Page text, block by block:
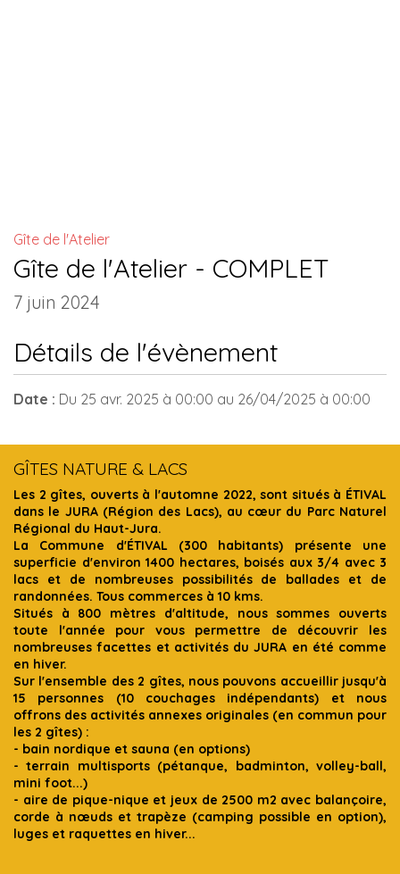
Gîte de l'Atelier
Gîte de l'Atelier - COMPLET
7 juin 2024
Détails de l'évènement
Date : Du 25 avr. 2025 à 00:00 au 26/04/2025 à 00:00
GÎTES NATURE & LACS
Les 2 gîtes, ouverts à l'automne 2022, sont situés à ÉTIVAL
dans le JURA (Région des Lacs), au cœur du Parc Naturel
Régional du Haut-Jura.
La Commune d'ÉTIVAL (300 habitants) présente une
superficie d'environ 1400 hectares, boisés aux 3/4 avec 3
lacs et de nombreuses possibilités de ballades et de
randonnées. Tous commerces à 10 kms.
Situés à 800 mètres d'altitude, nous sommes ouverts
toute l'année pour vous permettre de découvrir les
nombreuses facettes et activités du JURA en été comme
en hiver.
Sur l'ensemble des 2 gîtes, nous pouvons accueillir jusqu'à
15 personnes (10 couchages indépendants) et nous
offrons des activités annexes originales (en commun pour
les 2 gîtes) :
- bain nordique et sauna (en options)
- terrain multisports (pétanque, badminton, volley-ball,
mini foot...)
- aire de pique-nique et jeux de 2500 m2 avec balançoire,
corde à nœuds et trapèze (camping possible en option),
luges et raquettes en hiver...